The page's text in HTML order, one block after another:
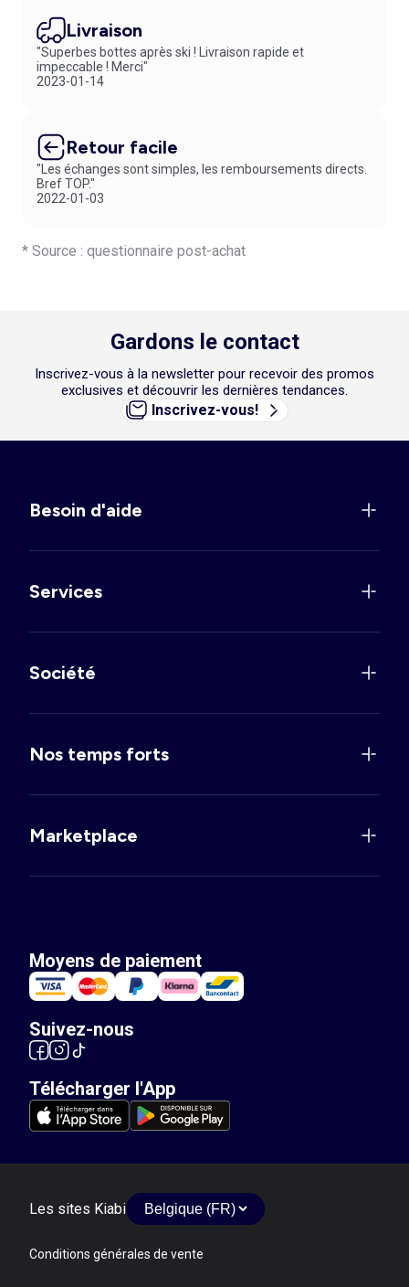
Livraison
"Superbes bottes après ski ! Livraison rapide et
impeccable ! Merci"
2023-01-14
Retour facile
"Les échanges sont simples, les remboursements directs.
Bref TOP."
2022-01-03
* Source : questionnaire post-achat
Gardons le contact
Inscrivez-vous à la newsletter pour recevoir des promos
exclusives et découvrir les dernières tendances.
Inscrivez-vous!
Besoin d'aide
Services
Société
Nos temps forts
Marketplace
Moyens de paiement
Suivez-nous
Télécharger l'App
Les sites Kiabi
Conditions générales de vente